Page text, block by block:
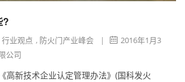
?
行业观点 , 防火门产业峰会 |
2016年1月3
公司
新技术企业认定管理办法》(国科发火